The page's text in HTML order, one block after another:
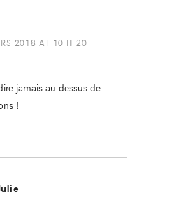
2018 AT 10 H 20
jamais au dessus de
!